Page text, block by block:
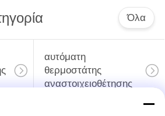
ελεγκτής
Όλα
αυτόματη
θερμοστάτης
αναστοιχειοθέτησης